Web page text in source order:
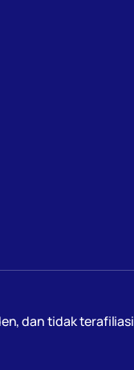
dan tidak terafiliasi